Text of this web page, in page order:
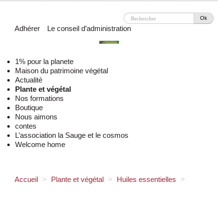
Ok
Adhérer Le conseil d’administration
1% pour la planete
Maison du patrimoine végétal
Actualité
Plante et végétal
Nos formations
Boutique
Nous aimons
contes
L’association la Sauge et le cosmos
Welcome home
Accueil > Plante et végétal > Huiles essentielles >